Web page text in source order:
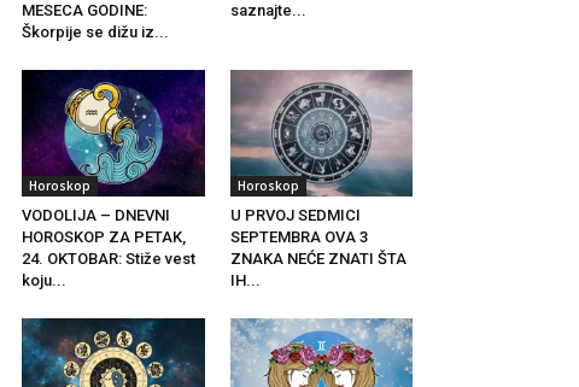
MESECA GODINE:
Škorpije se dižu iz...
saznajte...
Horoskop
VODOLIJA – DNEVNI
HOROSKOP ZA PETAK,
24. OKTOBAR: Stiže vest
koju...
Horoskop
U PRVOJ SEDMICI
SEPTEMBRA OVA 3
ZNAKA NEĆE ZNATI ŠTA
IH...